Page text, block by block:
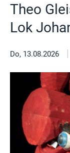
Theo
Lok
Do, 13.08.2026 |